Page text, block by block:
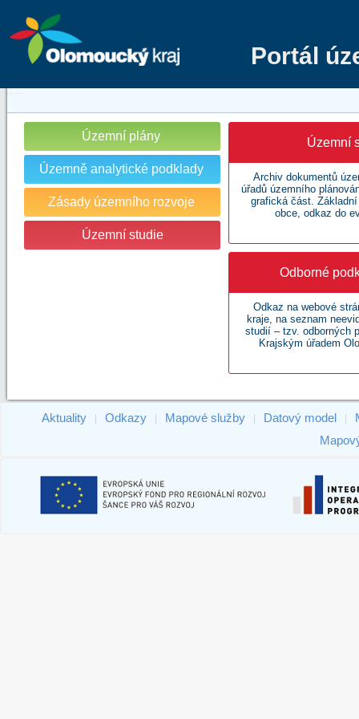
Portál
Územní plány
Územně analytické podklady
Zásady územního rozvoje
Územní studie
Územní
Archiv dokumentů
úřadů územního
grafická část.
obce, odkaz do
Odborné
Odkaz na webové
kraje, na seznam
studií – tzv. odborných
Krajským úřadem
Aktuality Odkazy Mapové služby Datový model